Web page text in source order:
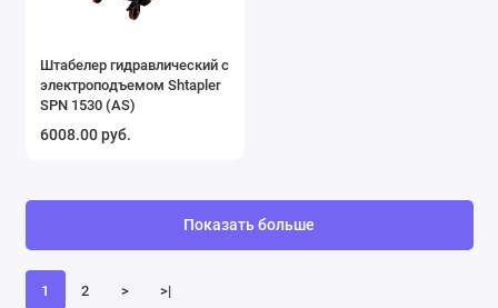
Штабелер гидравлический с
электроподъемом Shtapler
SPN 1530 (AS)
6008.00 руб.
1 2 > >|
Показать больше